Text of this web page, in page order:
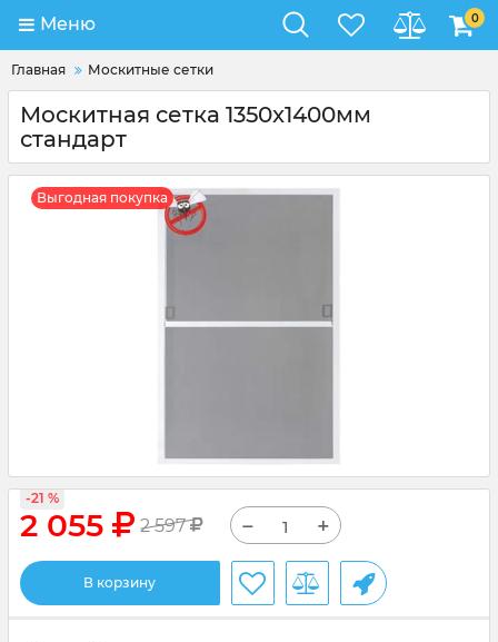
Меню 0
Главная Москитные сетки
Москитная сетка 1350x1400мм
стандарт
Выгодная покупка
2 055 2 597
-21 %
− +
В корзину